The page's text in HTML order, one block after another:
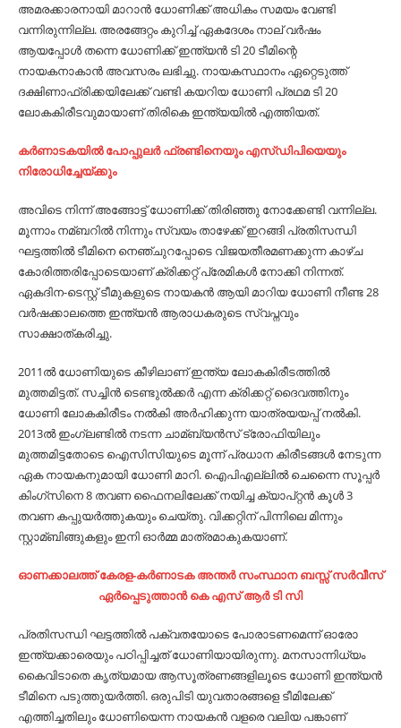
അമരക്കാരനായി മാറാന്‍ ധോണിക്ക് അധികം സമയം വേണ്ടി
വന്നിരുന്നില്ല. അരങ്ങേറ്റം കുറിച്ച്‌ ഏകദേശം നാല് വര്‍ഷം
ആയപ്പോള്‍ തന്നെ ധോണിക്ക് ഇന്ത്യന്‍ ടി 20 ടീമിന്റെ
നായകനാകാന്‍ അവസരം ലഭിച്ചു. നായകസ്ഥാനം ഏറ്റെടുത്ത്
ദക്ഷിണാഫ്രിക്കയിലേക്ക് വണ്ടി കയറിയ ധോണി പ്രഥമ ടി 20
ലോകകിരീടവുമായാണ് തിരികെ ഇന്ത്യയില്‍ എത്തിയത്.
കര്‍ണാടകയില്‍ പോപ്പുലര്‍ ഫ്രണ്ടിനെയും എസ്ഡിപിയെയും
നിരോധിച്ചേയ്ക്കും
അവിടെ നിന്ന് അങ്ങോട്ട് ധോണിക്ക് തിരിഞ്ഞു നോക്കേണ്ടി വന്നില്ല.
മൂന്നാം നമ്ബറില്‍ നിന്നും സ്വയം താഴേക്ക് ഇറങ്ങി പ്രതിസന്ധി
ഘട്ടത്തില്‍ ടീമിനെ നെഞ്ചുറപ്പോടെ വിജയതീരമണക്കുന്ന കാഴ്ച
കോരിത്തരിപ്പോടെയാണ് ക്രിക്കറ്റ് പ്രേമികള്‍ നോക്കി നിന്നത്.
ഏകദിന-ടെസ്റ്റ്‌ ടീമുകളുടെ നായകന്‍ ആയി മാറിയ ധോണി നീണ്ട 28
വര്‍ഷക്കാലത്തെ ഇന്ത്യന്‍ ആരാധകരുടെ സ്വപ്നവും
സാക്ഷാത്കരിച്ചു.
2011ല്‍ ധോണിയുടെ കീഴിലാണ് ഇന്ത്യ ലോകകിരീടത്തില്‍
മുത്തമിട്ടത്. സച്ചിന്‍ ടെണ്ടുല്‍ക്കര്‍ എന്ന ക്രിക്കറ്റ്‌ ദൈവത്തിനും
ധോണി ലോകകിരീടം നല്‍കി അര്‍ഹിക്കുന്ന യാത്രയയപ്പ് നല്‍കി.
2013ല്‍ ഇംഗ്ലണ്ടില്‍ നടന്ന ചാമ്ബ്യന്‍സ് ട്രോഫിയിലും
മുത്തമിട്ടതോടെ ഐസിസിയുടെ മൂന്ന് പ്രധാന കിരീടങ്ങള്‍ നേടുന്ന
ഏക നായകനുമായി ധോണി മാറി. ഐപിഎല്ലില്‍ ചെന്നൈ സൂപ്പര്‍
കിംഗ്സിനെ 8 തവണ ഫൈനലിലേക്ക് നയിച്ച ക്യാപ്റ്റന്‍ കൂള്‍ 3
തവണ കപ്പുയര്‍ത്തുകയും ചെയ്തു. വിക്കറ്റിന് പിന്നിലെ മിന്നും
സ്റ്റാമ്ബിങ്ങുകളും ഇനി ഓര്‍മ്മ മാത്രമാകുകയാണ്.
ഓണക്കാലത്ത് കേരള-കർണാടക അന്തർ സംസ്ഥാന ബസ്സ് സർവീസ്
ഏർപ്പെടുത്താൻ കെ എസ് ആർ ടി സി
പ്രതിസന്ധി ഘട്ടത്തില്‍ പക്വതയോടെ പോരാടണമെന്ന് ഓരോ
ഇന്ത്യക്കാരെയും പഠിപ്പിച്ചത് ധോണിയായിരുന്നു. മനസാന്നിധ്യം
കൈവിടാതെ കൃത്യമായ ആസൂത്രണങ്ങളിലൂടെ ധോണി ഇന്ത്യന്‍
ടീമിനെ പടുത്തുയര്‍ത്തി. ഒരുപിടി യുവതാരങ്ങളെ ടീമിലേക്ക്
എത്തിച്ചതിലും ധോണിയെന്ന നായകന്‍ വളരെ വലിയ പങ്കാണ്